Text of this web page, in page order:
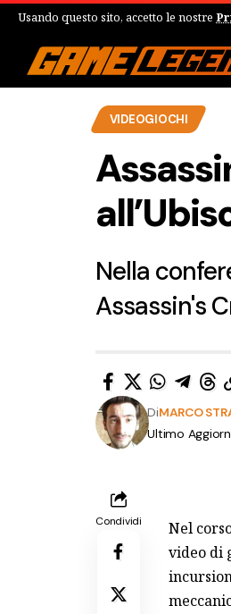
Usando questo sito, accetto le nostre
VIDEOGIOCHI
Nella
Assassin's
Ultimo
DiMARCO
Condividi Nel
video di